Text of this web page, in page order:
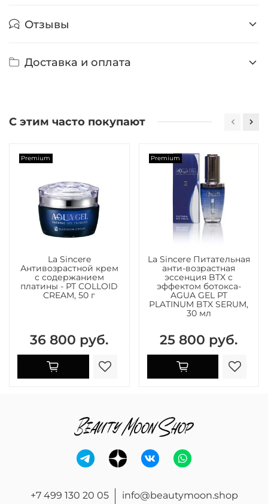
Отзывы
Доставка и оплата
С этим часто покупают
Premium
La Sincere
Антивозрастной крем
с содержанием
платины - PT COLLOID
CREAM, 50 г
36 800 руб.
Premium
La Sincere Питательная
анти-возрастная
эссенция BTX с
эффектом ботокса-
AGUA GEL PT
PLATINUM BTX SERUM,
30 мл
25 800 руб.
+7 499 130 20 05 info@beautymoon.shop